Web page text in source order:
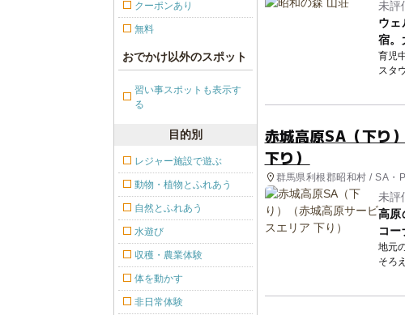
未評
ウェ
宿。
育児
スタ
赤城高原SA（下り
下り）
群馬県利根郡昭和村 / SA・
未評
高原
コ
地元
そろ
クーポンあり
無料
おでかけ以外のスポット
習い事スポットも表示す
る
目的別
レジャー施設で遊ぶ
動物・植物とふれあう
自然とふれあう
水遊び
収穫・農業体験
体を動かす
非日常体験